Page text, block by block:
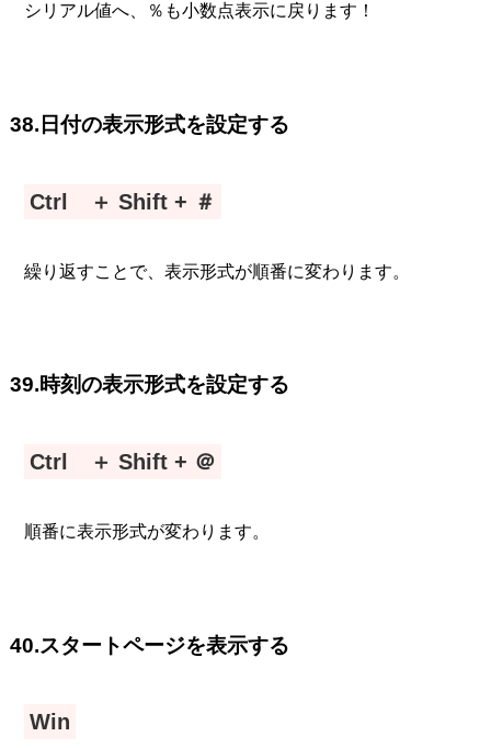
シリアル値へ、％も小数点表示に戻ります！
38.日付の表示形式を設定する
Ctrl ＋ Shift + ＃
繰り返すことで、表示形式が順番に変わります。
39.時刻の表示形式を設定する
Ctrl ＋ Shift + ＠
順番に表示形式が変わります。
40.スタートページを表示する
Win